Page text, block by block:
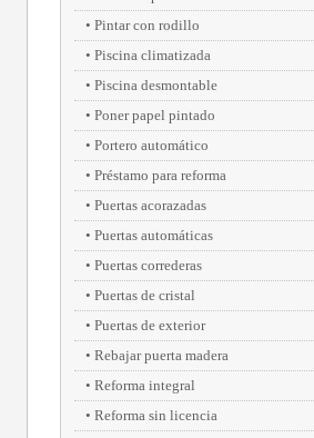
Pintar con rodillo
Piscina climatizada
Piscina desmontable
Poner papel pintado
Portero automático
Préstamo para reforma
Puertas acorazadas
Puertas automáticas
Puertas correderas
Puertas de cristal
Puertas de exterior
Rebajar puerta madera
Reforma integral
Reforma sin licencia